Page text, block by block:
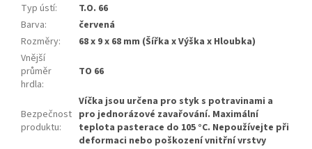
Typ ústí:
T.O. 66
Barva:
červená
Rozměry:
68 x 9 x 68 mm (Šířka x Výška x Hloubka)
Vnější
průměr
hrdla:
TO 66
Bezpečnost
produktu:
Víčka jsou určena pro styk s potravinami a
pro jednorázové zavařování. Maximální
teplota pasterace do 105 °C. Nepoužívejte při
deformaci nebo poškození vnitřní vrstvy